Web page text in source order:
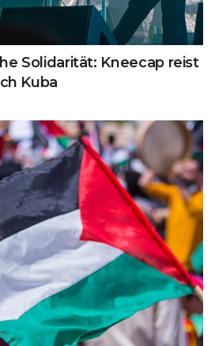
Solidarität: Kneecap reist
Kuba